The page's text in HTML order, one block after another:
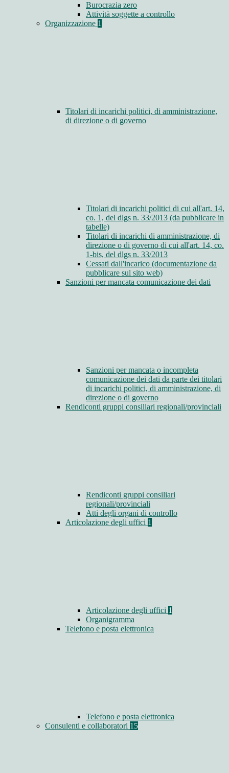
Burocrazia zero
Attività soggette a controllo
Organizzazione 1
Titolari di incarichi politici, di amministrazione,
di direzione o di governo
Titolari di incarichi politici di cui all'art. 14,
co. 1, del dlgs n. 33/2013 (da pubblicare in
tabelle)
Titolari di incarichi di amministrazione, di
direzione o di governo di cui all'art. 14, co.
1-bis, del dlgs n. 33/2013
Cessati dall'incarico (documentazione da
pubblicare sul sito web)
Sanzioni per mancata comunicazione dei dati
Sanzioni per mancata o incompleta
comunicazione dei dati da parte dei titolari
di incarichi politici, di amministrazione, di
direzione o di governo
Rendiconti gruppi consiliari regionali/provinciali
Rendiconti gruppi consiliari
regionali/provinciali
Atti degli organi di controllo
Articolazione degli uffici 1
Articolazione degli uffici 1
Organigramma
Telefono e posta elettronica
Telefono e posta elettronica
Consulenti e collaboratori 15